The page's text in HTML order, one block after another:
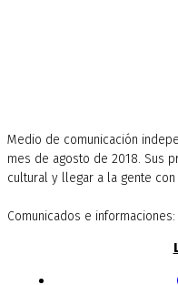
Medio de comunicación
mes de agosto de 2018. Sus
cultural y llegar a la gente
Comunicados e informaciones: